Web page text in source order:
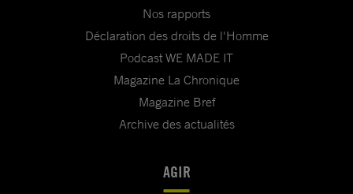
Nos rapports
Déclaration des droits de l'Homme
Podcast WE MADE IT
Magazine La Chronique
Magazine Bref
Archive des actualités
AGIR